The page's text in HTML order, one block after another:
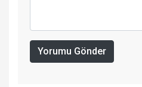
Yorumu Gönder